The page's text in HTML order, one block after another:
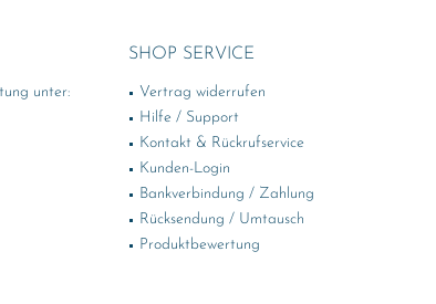
unter:
SHOP SERVICE
Vertrag widerrufen
Hilfe / Support
Kontakt & Rückrufservice
Kunden-Login
Bankverbindung / Zahlung
Rücksendung / Umtausch
Produktbewertung